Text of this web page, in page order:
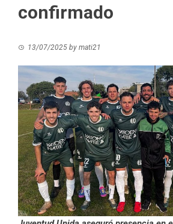
confirmado
13/07/2025 by mati21